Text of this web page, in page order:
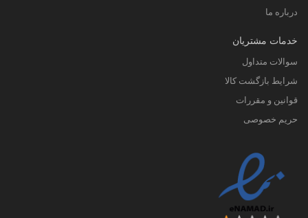
درباره ما
خدمات مشتریان
سوالات متداول
شرایط بازگشت کالا
قوانین و مقررات
حریم خصوصی